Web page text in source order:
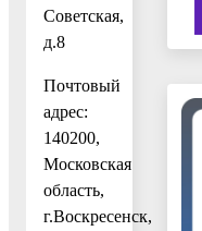
Советская,
д.8
Почтовый
адрес:
140200,
Московская
область,
г.Воскресенск,